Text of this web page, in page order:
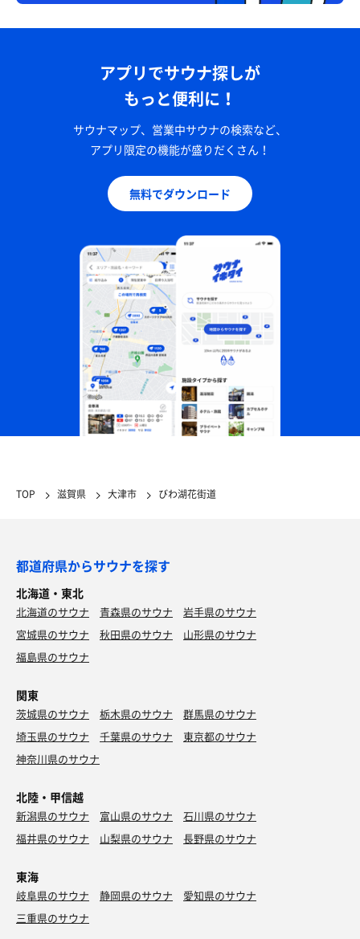
アプリでサウナ探しが
もっと便利に！
サウナマップ、営業中サウナの検索など、
アプリ限定の機能が盛りだくさん！
無料でダウンロード
TOP 滋賀県 大津市 びわ湖花街道
都道府県からサウナを探す
北海道・東北
北海道のサウナ 青森県のサウナ
岩手県のサウナ
宮城県のサウナ
秋田県のサウナ
山形県のサウナ
福島県のサウナ
関東
茨城県のサウナ 栃木県のサウナ
群馬県のサウナ
埼玉県のサウナ
千葉県のサウナ
東京都のサウナ
神奈川県のサウナ
北陸・甲信越
新潟県のサウナ 富山県のサウナ
石川県のサウナ
福井県のサウナ
山梨県のサウナ 長野県のサウナ
東海
岐阜県のサウナ 静岡県のサウナ
愛知県のサウナ
三重県のサウナ